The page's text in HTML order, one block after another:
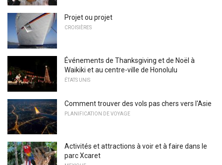
Projet ou projet
CROISIÈRES
Événements de Thanksgiving et de Noël à
Waikiki et au centre-ville de Honolulu
ÉTATS UNIS
Comment trouver des vols pas chers vers l'Asie
PLANIFICATION DE VOYAGE
Activités et attractions à voir et à faire dans le
parc Xcaret